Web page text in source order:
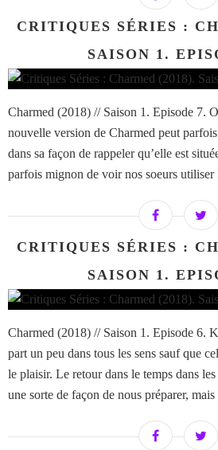
CRITIQUES SÉRIES :
SAISON 1.
Charmed (2018) // Saison 1. Episode 7.
nouvelle version de Charmed peut
dans sa façon de rappeler qu’elle est
parfois mignon de voir nos soeurs utiliser
CRITIQUES SÉRIES :
SAISON 1.
Charmed (2018) // Saison 1. Episode 6.
part un peu dans tous les sens sauf que
le plaisir. Le retour dans le temps dans
une sorte de façon de nous préparer,